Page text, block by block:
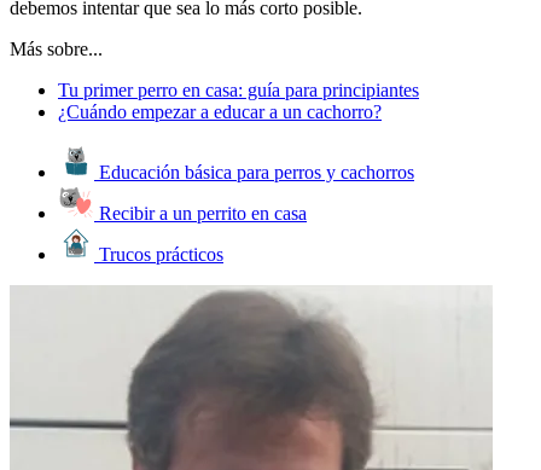
debemos intentar que sea lo más corto posible.
Más sobre...
Tu primer perro en casa: guía para principiantes
¿Cuándo empezar a educar a un cachorro?
Educación básica para perros y cachorros
Recibir a un perrito en casa
Trucos prácticos